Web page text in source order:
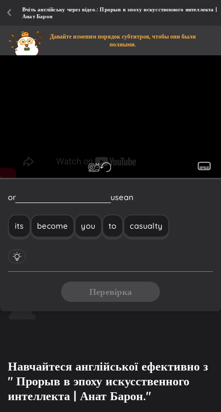
Вчіть англійську через відео.: Прорыв в эпоху искусственного интеллекта |
Анат Барон
Давайте изменим порядок субтитров, чтобы они были
полными.
or usean
its become you to casualty
Перевірка
Навчайтеся англійської ефективно з
" Прорыв в эпоху искусственного
интеллекта | Анат Барон."